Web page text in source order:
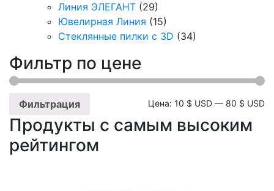
Линия ЭЛЕГАНТ (29)
Ювелирная Линия (15)
Стеклянные пилки с 3D (34)
Фильтр по цене
Фильтрация Цена: 10 $ USD — 80 $ USD
Продукты с самым высоким
рейтингом